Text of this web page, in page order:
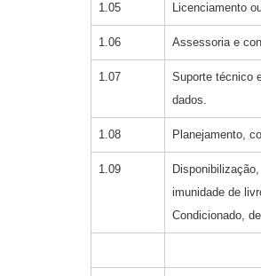
1.05 Licenciamento
1.06 Assessoria e
1.07
Suporte técnico
dados.
1.08 Planejamento,
1.09
imunidade de
Condicionado,